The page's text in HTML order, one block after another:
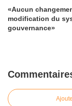
«Aucun
modification du
gouvernance»